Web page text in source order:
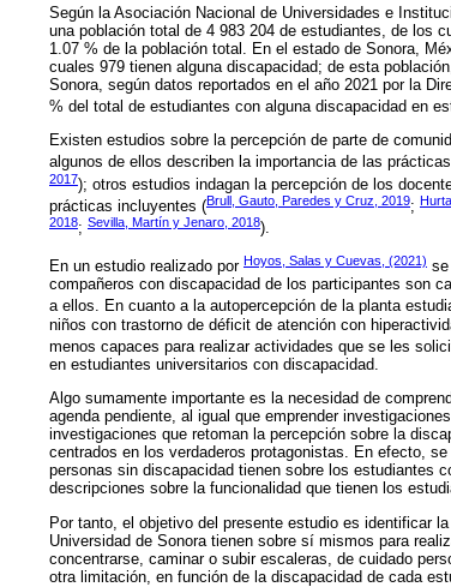
Según la Asociación Nacional de Universidades e
una población total de 4 983 204 de estudiantes, de los
1.07 % de la población total. En el estado de Sonora,
cuales 979 tienen alguna discapacidad; de esta
Sonora, según datos reportados en el año 2021 por la
% del total de estudiantes con alguna discapacidad en
Existen estudios sobre la percepción de parte de
algunos de ellos describen la importancia de las
2017); otros estudios indagan la percepción de los
prácticas incluyentes (Brull, Gauto, Paredes y Cruz, 2019;
2018; Sevilla, Martín y Jenaro, 2018).
En un estudio realizado por Hoyos, Salas y Cuevas, (2021)
compañeros con discapacidad de los participantes son
a ellos. En cuanto a la autopercepción de la planta
niños con trastorno de déficit de atención con
menos capaces para realizar actividades que se les
en estudiantes universitarios con discapacidad.
Algo sumamente importante es la necesidad de
agenda pendiente, al igual que emprender
investigaciones que retoman la percepción sobre la
centrados en los verdaderos protagonistas. En efecto,
personas sin discapacidad tienen sobre los estudiantes
descripciones sobre la funcionalidad que tienen los
Por tanto, el objetivo del presente estudio es identificar
Universidad de Sonora tienen sobre sí mismos para
concentrarse, caminar o subir escaleras, de cuidado
otra limitación, en función de la discapacidad de cada